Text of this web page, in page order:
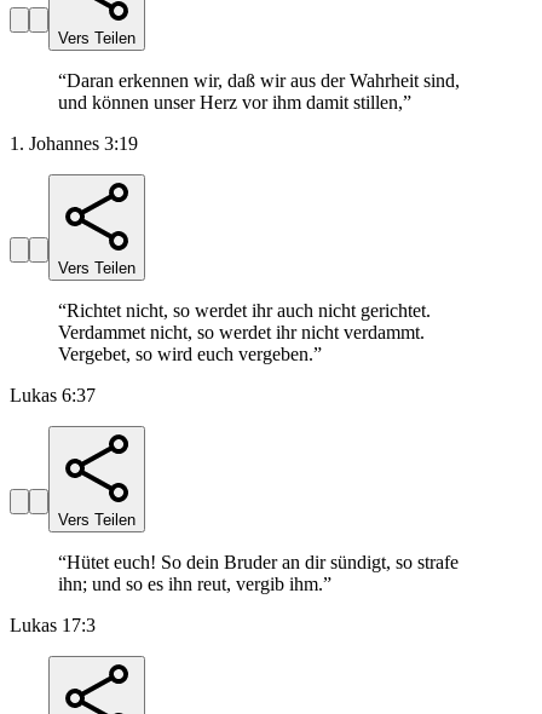
Vers Teilen
“Daran erkennen wir, daß wir aus der Wahrheit sind,
und können unser Herz vor ihm damit stillen,”
1. Johannes 3:19
Vers Teilen
“Richtet nicht, so werdet ihr auch nicht gerichtet.
Verdammet nicht, so werdet ihr nicht verdammt.
Vergebet, so wird euch vergeben.”
Lukas 6:37
Vers Teilen
“Hütet euch! So dein Bruder an dir sündigt, so strafe
ihn; und so es ihn reut, vergib ihm.”
Lukas 17:3